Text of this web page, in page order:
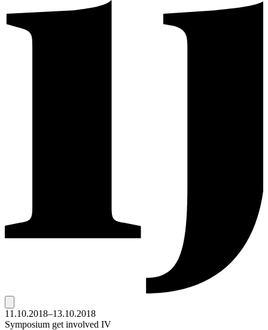
11.10.2018–13.10.2018
Symposium get involved IV